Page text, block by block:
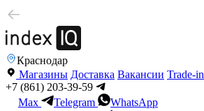
Краснодар
Магазины Доставка Вакансии Trade-in
+7 (861) 203-39-59
Max
Telegram
WhatsApp